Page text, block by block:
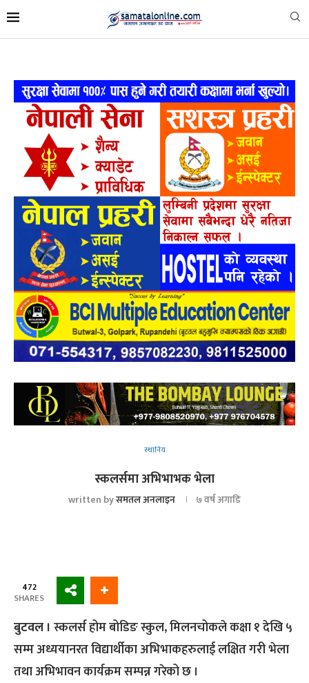
स्थानिय
स्कलर्समा अभिभाभक भेला
written byसमतल अनलाइन ७ वर्ष अगाडि
472
SHARES
बुटवल । स्कलर्स होम बोडिङ स्कुल, मिलनचोकले कक्षा १ देखि ५
सम्म अध्ययानरत विद्यार्थीका अभिभाकहरुलाई लक्षित गरी भेला
तथा अभिभावन कार्यक्रम सम्पन्न गरेको छ ।